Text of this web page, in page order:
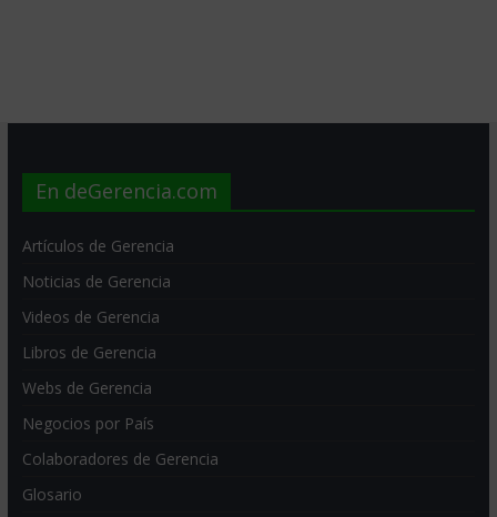
En deGerencia.com
Artículos de Gerencia
Noticias de Gerencia
Videos de Gerencia
Libros de Gerencia
Webs de Gerencia
Negocios por País
Colaboradores de Gerencia
Glosario